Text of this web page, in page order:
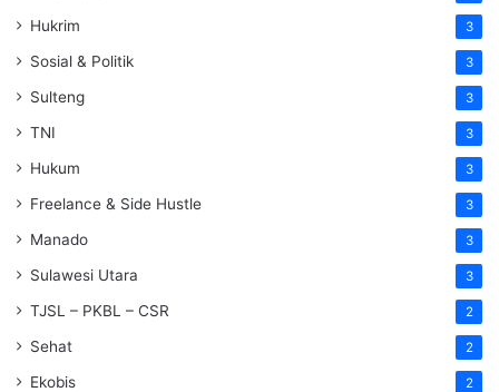
Hukrim 3
Sosial & Politik 3
Sulteng 3
TNI 3
Hukum 3
Freelance & Side Hustle 3
Manado 3
Sulawesi Utara 3
TJSL – PKBL – CSR 2
Sehat 2
Ekobis 2